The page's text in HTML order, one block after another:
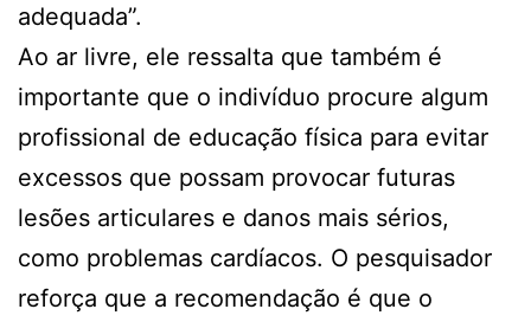
adequada”.
Ao ar livre, ele ressalta que também é
importante que o indivíduo procure algum
profissional de educação física para evitar
excessos que possam provocar futuras
lesões articulares e danos mais sérios,
como problemas cardíacos. O pesquisador
reforça que a recomendação é que o